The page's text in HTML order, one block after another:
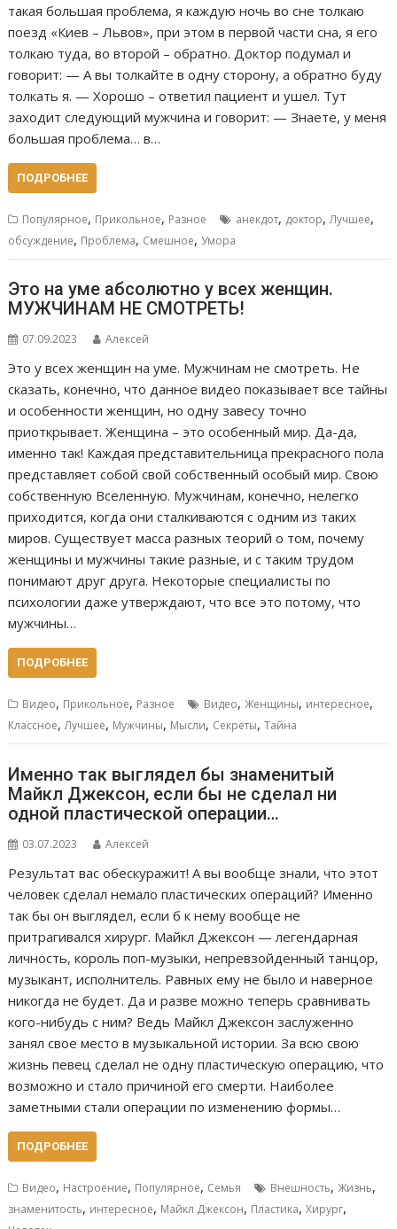
такая большая проблема, я каждую ночь во сне толкаю
поезд «Киев – Львов», при этом в первой части сна, я его
толкаю туда, во второй – обратно. Доктор подумал и
говорит: — А вы толкайте в одну сторону, а обратно буду
толкать я. — Хорошо – ответил пациент и ушел. Тут
заходит следующий мужчина и говорит: — Знаете, у меня
большая проблема… в…
ПОДРОБНЕЕ
Популярное, Прикольное, Разное анекдот, доктор, Лучшее,
обсуждение, Проблема, Смешное,Умора
Это на уме абсолютно у всех женщин.
МУЖЧИНАМ НЕ СМОТРЕТЬ!
07.09.2023 Алексей
Это у всех женщин на уме. Мужчинам не смотреть. Не
сказать, конечно, что данное видео показывает все тайны
и особенности женщин, но одну завесу точно
приоткрывает. Женщина – это особенный мир. Да-да,
именно так! Каждая представительница прекрасного пола
представляет собой свой собственный особый мир. Свою
собственную Вселенную. Мужчинам, конечно, нелегко
приходится, когда они сталкиваются с одним из таких
миров. Существует масса разных теорий о том, почему
женщины и мужчины такие разные, и с таким трудом
понимают друг друга. Некоторые специалисты по
психологии даже утверждают, что все это потому, что
мужчины…
ПОДРОБНЕЕ
Видео, Прикольное, Разное Видео,Женщины, интересное,
Классное,Лучшее, Мужчины, Мысли, Секреты,Тайна
Именно так выглядел бы знаменитый
Майкл Джексон, если бы не сделал ни
одной пластической операции…
03.07.2023 Алексей
Результат вас обескуражит! А вы вообще знали, что этот
человек сделал немало пластических операций? Именно
так бы он выглядел, если б к нему вообще не
притрагивался хирург. Майкл Джексон — легендарная
личность, король поп-музыки, непревзойденный танцор,
музыкант, исполнитель. Равных ему не было и наверное
никогда не будет. Да и разве можно теперь сравнивать
кого-нибудь с ним? Ведь Майкл Джексон заслуженно
занял свое место в музыкальной истории. За всю свою
жизнь певец сделал не одну пластическую операцию, что
возможно и стало причиной его смерти. Наиболее
заметными стали операции по изменению формы…
ПОДРОБНЕЕ
Видео, Настроение, Популярное, Семья Внешность, Жизнь,
знаменитость, интересное, Майкл Джексон, Пластика,Хирург,